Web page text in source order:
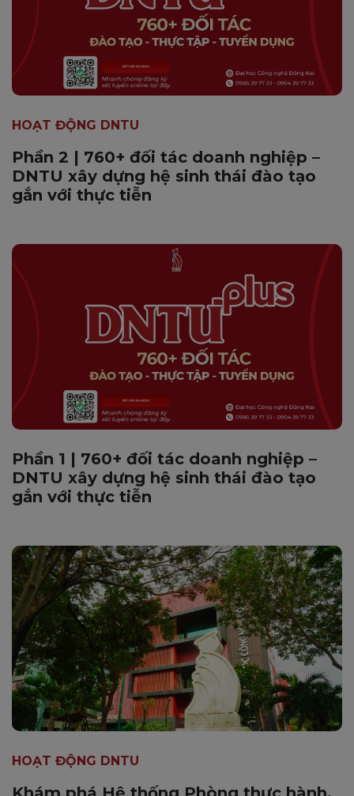
HOẠT ĐỘNG DNTU
Phần 2 | 760+ đối tác doanh nghiệp –
DNTU xây dựng hệ sinh thái đào tạo
gắn với thực tiễn
Phần 1 | 760+ đối tác doanh nghiệp –
DNTU xây dựng hệ sinh thái đào tạo
gắn với thực tiễn
HOẠT ĐỘNG DNTU